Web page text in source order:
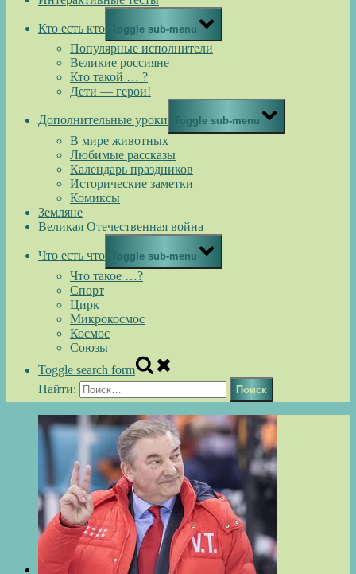
Кто есть кто Toggle sub-menu
Популярные исполнители
Великие россияне
Кто такой … ?
Дети — герои!
Дополнительные уроки Toggle sub-menu
В мире животных
Любимые рассказы
Календарь праздников
Исторические заметки
Комиксы
Земляне
Великая Отечественная война
Что есть что Toggle sub-menu
Что такое …?
Спорт
Цирк
Микрокосмос
Космос
Союзы
Toggle search form
Найти: